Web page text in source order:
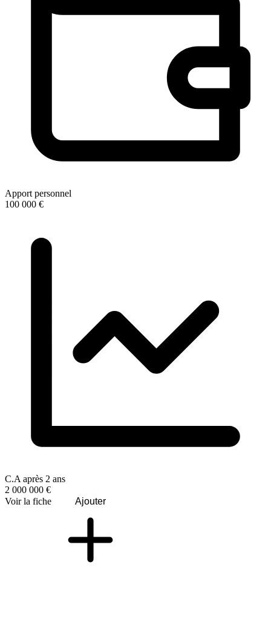
Apport personnel
100 000 €
C.A après 2 ans
2 000 000 €
Voir la fiche
Ajouter